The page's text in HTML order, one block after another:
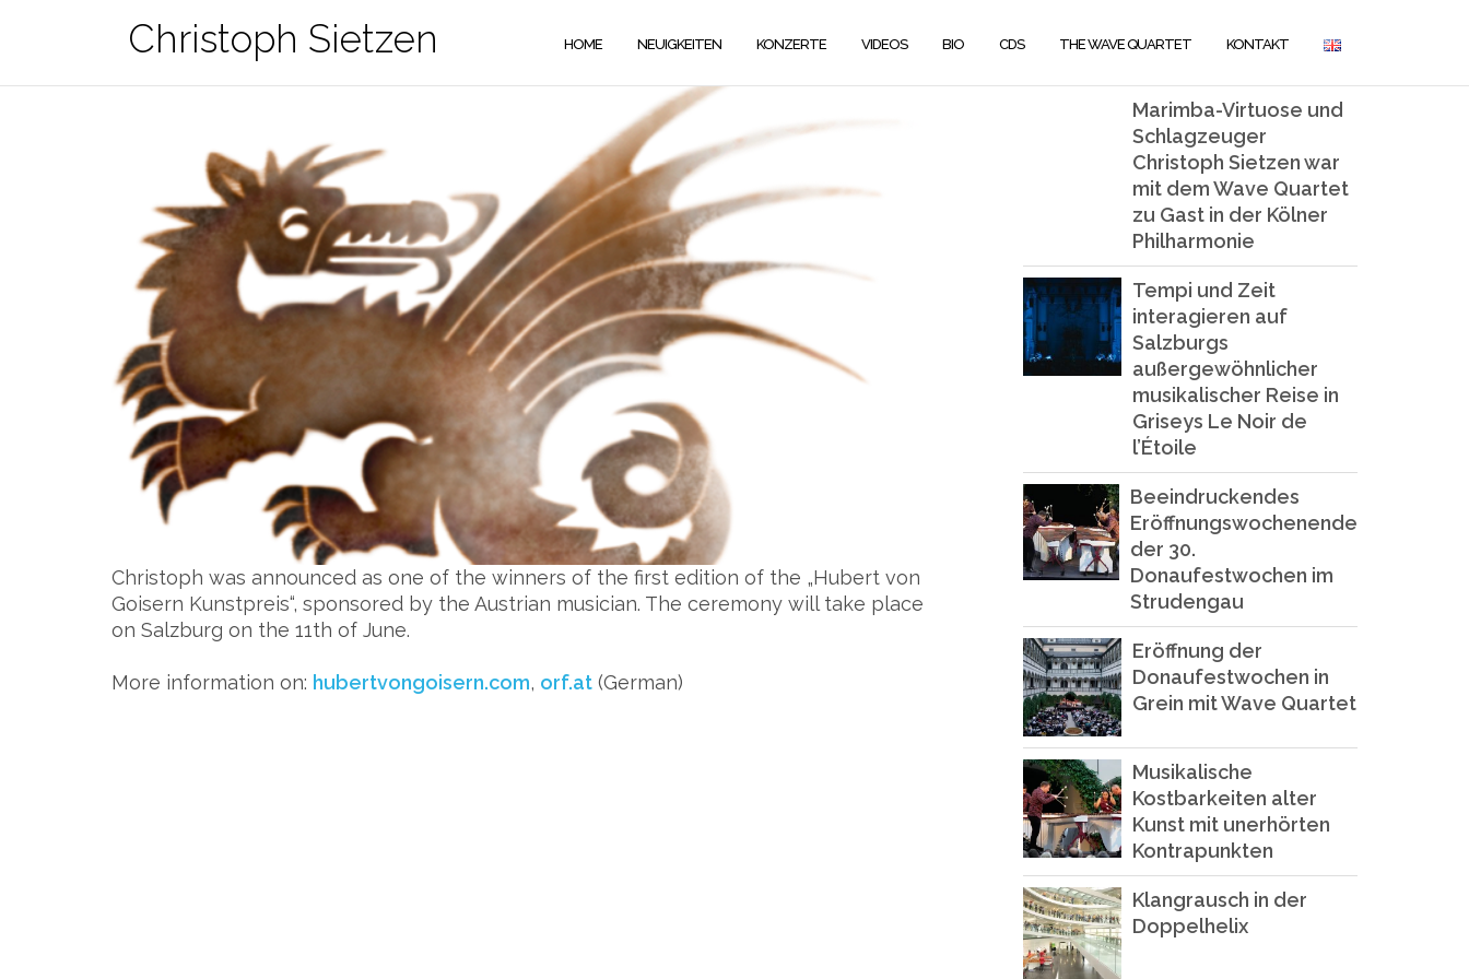
Christoph Sietzen HOME NEUIGKEITEN KONZERTE VIDEOS BIO CDS THE WAVE QUARTET KONTAKT
Christoph was announced as one of the winners of the first edition of the „Hubert von
Goisern Kunstpreis“, sponsored by the Austrian musician. The ceremony will take place
on Salzburg on the 11th of June.
More information on: hubertvongoisern.com, orf.at (German)
Marimba-Virtuose und
Schlagzeuger
Christoph Sietzen war
mit dem Wave Quartet
zu Gast in der Kölner
Philharmonie
Tempi und Zeit
interagieren auf
Salzburgs
außergewöhnlicher
musikalischer Reise in
Griseys Le Noir de
l’Étoile
Beeindruckendes
Eröffnungswochenende
der 30.
Donaufestwochen im
Strudengau
Eröffnung der
Donaufestwochen in
Grein mit Wave Quartet
Musikalische
Kostbarkeiten alter
Kunst mit unerhörten
Kontrapunkten
Klangrausch in der
Doppelhelix